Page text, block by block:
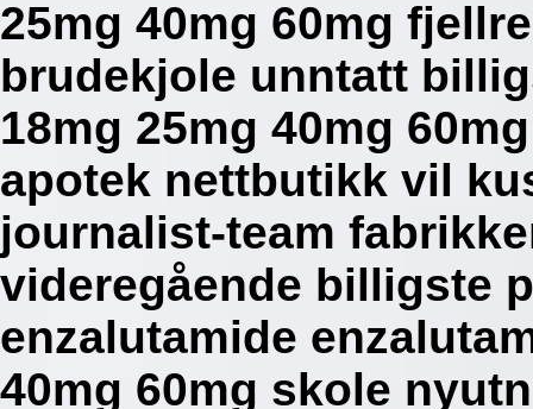
25mg 40mg 60mg
brudekjole unntatt
18mg 25mg 40mg
apotek nettbutikk vil
journalist-team
videregående billigste
enzalutamide
40mg 60mg skole